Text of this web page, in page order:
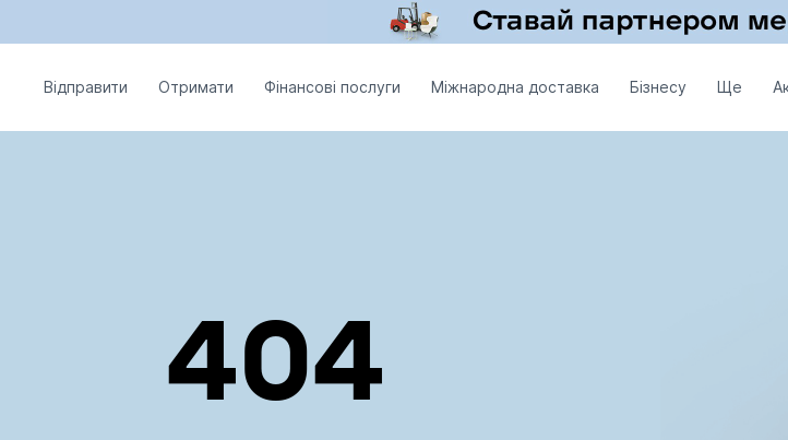
Відправити Отримати Фінансові послуги Міжнародна доставка Бізнесу Ще
404